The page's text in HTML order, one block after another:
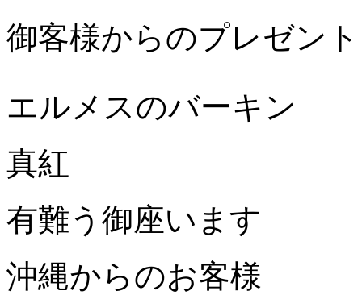
御客様からのプレゼント
エルメスのバーキン
真紅
有難う御座います
沖縄からのお客様